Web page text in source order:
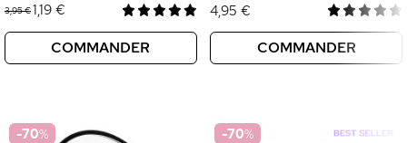
3,95 €1,19 €
COMMANDER
4,95 €
COMMANDER
-70% -70%